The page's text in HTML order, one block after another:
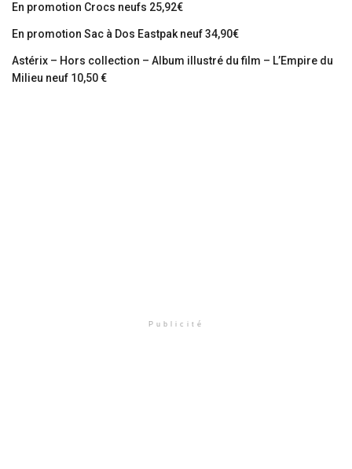
En promotion Crocs neufs 25,92€
En promotion Sac à Dos Eastpak neuf 34,90€
Astérix – Hors collection – Album illustré du film – L’Empire du
Milieu neuf 10,50 €
Publicité